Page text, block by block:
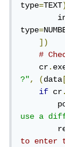
type=TEXT
type=
])
#
    cr
.
?", (data
if cr
use a
to enter